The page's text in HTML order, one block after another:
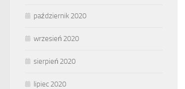
październik 2020
wrzesień 2020
sierpień 2020
lipiec 2020